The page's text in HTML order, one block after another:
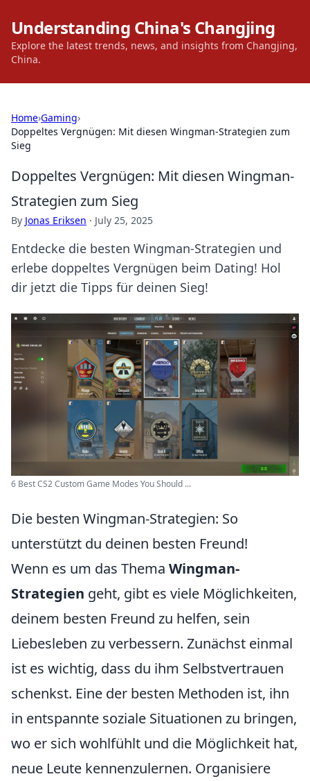
Understanding China's Changjing
Explore the latest trends, news, and insights from Changjing,
China.
Home›Gaming›
Doppeltes Vergnügen: Mit diesen Wingman-Strategien zum
Sieg
Doppeltes Vergnügen: Mit diesen Wingman-
Strategien zum Sieg
By Jonas Eriksen · July 25, 2025
Entdecke die besten Wingman-Strategien und
erlebe doppeltes Vergnügen beim Dating! Hol
dir jetzt die Tipps für deinen Sieg!
6 Best CS2 Custom Game Modes You Should ...
Die besten Wingman-Strategien: So
unterstützt du deinen besten Freund!
Wenn es um das Thema Wingman-
Strategien geht, gibt es viele Möglichkeiten,
deinem besten Freund zu helfen, sein
Liebesleben zu verbessern. Zunächst einmal
ist es wichtig, dass du ihm Selbstvertrauen
schenkst. Eine der besten Methoden ist, ihn
in entspannte soziale Situationen zu bringen,
wo er sich wohlfühlt und die Möglichkeit hat,
neue Leute kennenzulernen. Organisiere